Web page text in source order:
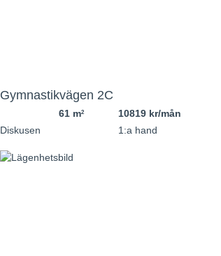
Gymnastikvägen 2C
61 m2
10819 kr/mån
Diskusen
1:a hand